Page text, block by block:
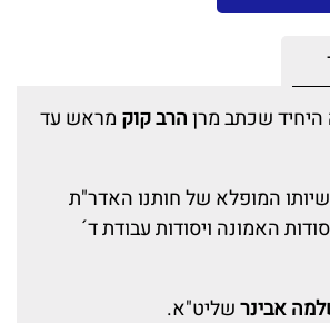
שכתב מרןהרב קוק מראש עד
המופלא של חותנו האדר"ת
האמונה ויסודות עבודת ד´
אבינרשליט"א.